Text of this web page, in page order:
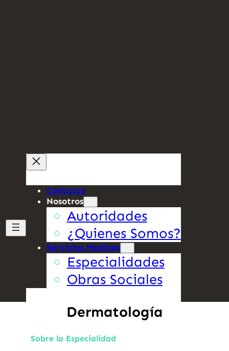
Contacto
Nosotros
Autoridades
¿Quienes Somos?
Servicios Medicos
Especialidades
Obras Sociales
Dermatología
Sobre la Especialidad